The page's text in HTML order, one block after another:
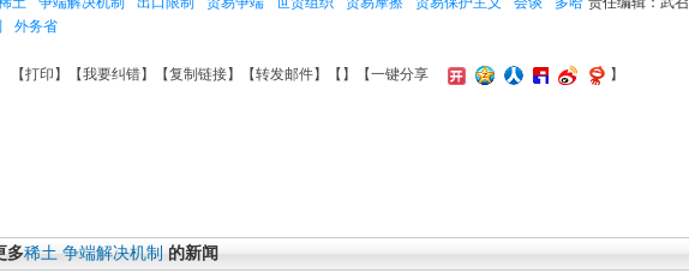
外务省
【打印 】【我要纠错】【复制链接】【转发邮件】【 】 【一键分享 】
多稀土 争端解决机制 的新闻